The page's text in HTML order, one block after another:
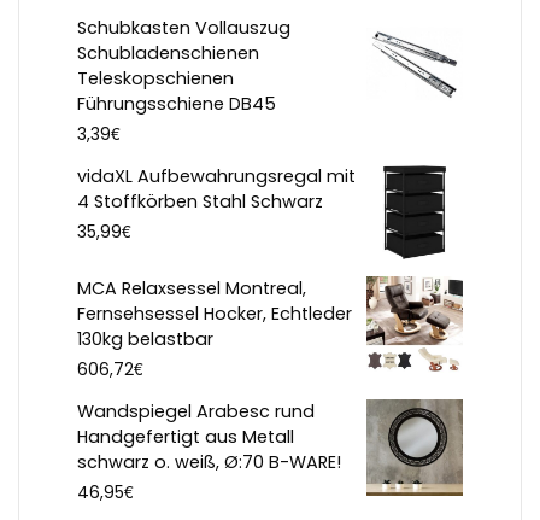
Schubkasten Vollauszug
Schubladenschienen
Teleskopschienen
Führungsschiene DB45
3,39€
vidaXL Aufbewahrungsregal mit
4 Stoffkörben Stahl Schwarz
35,99€
MCA Relaxsessel Montreal,
Fernsehsessel Hocker, Echtleder
130kg belastbar
606,72€
Wandspiegel Arabesc rund
Handgefertigt aus Metall
schwarz o. weiß, Ø:70 B-WARE!
46,95€